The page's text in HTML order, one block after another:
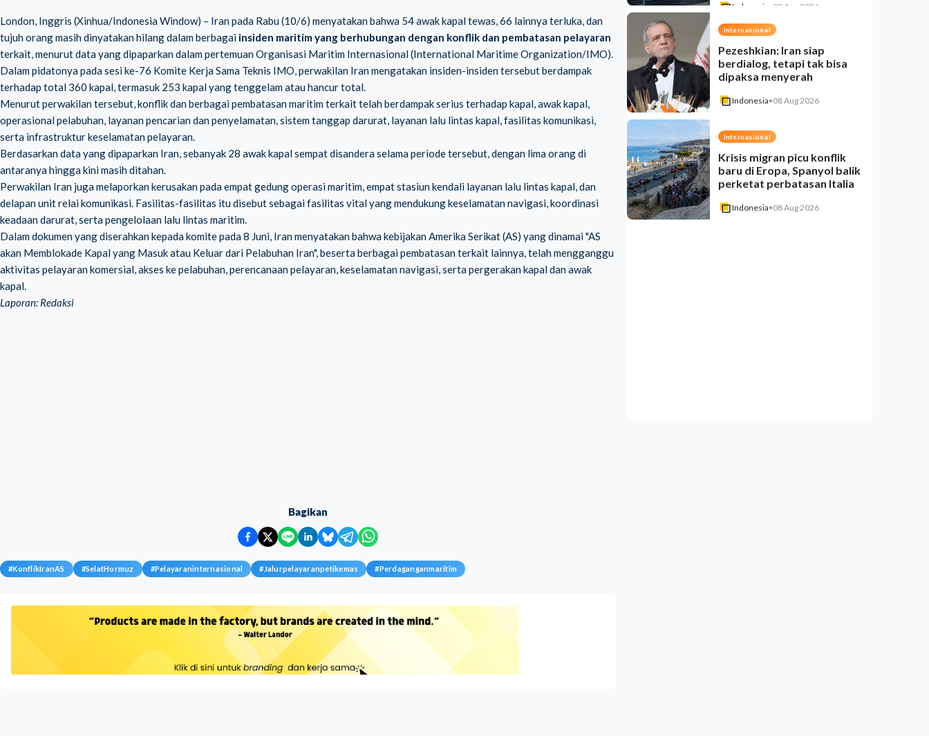
London, Inggris (Xinhua/Indonesia Window) – Iran pada Rabu (10/6) menyatakan bahwa 54 awak kapal tewas, 66 lainnya terluka, dan
tujuh orang masih dinyatakan hilang dalam berbagai insiden maritim yang berhubungan dengan konflik dan pembatasan pelayaran
terkait, menurut data yang dipaparkan dalam pertemuan Organisasi Maritim Internasional (International Maritime Organization/IMO).
Dalam pidatonya pada sesi ke-76 Komite Kerja Sama Teknis IMO, perwakilan Iran mengatakan insiden-insiden tersebut berdampak
terhadap total 360 kapal, termasuk 253 kapal yang tenggelam atau hancur total.
Menurut perwakilan tersebut, konflik dan berbagai pembatasan maritim terkait telah berdampak serius terhadap kapal, awak kapal,
operasional pelabuhan, layanan pencarian dan penyelamatan, sistem tanggap darurat, layanan lalu lintas kapal, fasilitas komunikasi,
serta infrastruktur keselamatan pelayaran.
Berdasarkan data yang dipaparkan Iran, sebanyak 28 awak kapal sempat disandera selama periode tersebut, dengan lima orang di
antaranya hingga kini masih ditahan.
Perwakilan Iran juga melaporkan kerusakan pada empat gedung operasi maritim, empat stasiun kendali layanan lalu lintas kapal, dan
delapan unit relai komunikasi. Fasilitas-fasilitas itu disebut sebagai fasilitas vital yang mendukung keselamatan navigasi, koordinasi
keadaan darurat, serta pengelolaan lalu lintas maritim.
Dalam dokumen yang diserahkan kepada komite pada 8 Juni, Iran menyatakan bahwa kebijakan Amerika Serikat (AS) yang dinamai "AS
akan Memblokade Kapal yang Masuk atau Keluar dari Pelabuhan Iran", beserta berbagai pembatasan terkait lainnya, telah mengganggu
aktivitas pelayaran komersial, akses ke pelabuhan, perencanaan pelayaran, keselamatan navigasi, serta pergerakan kapal dan awak
kapal.
Laporan: Redaksi
Bagikan
#KonflikIranAS #SelatHormuz #Pelayaraninternasional #Jalurpelayaranpetikemas #Perdaganganmaritim
Indonesia 08 Aug 2026
Internasional
Pezeshkian: Iran siap
berdialog, tetapi tak bisa
dipaksa menyerah
Indonesia•08 Aug 2026
Internasional
Krisis migran picu konflik
baru di Eropa, Spanyol balik
perketat perbatasan Italia
Indonesia•08 Aug 2026